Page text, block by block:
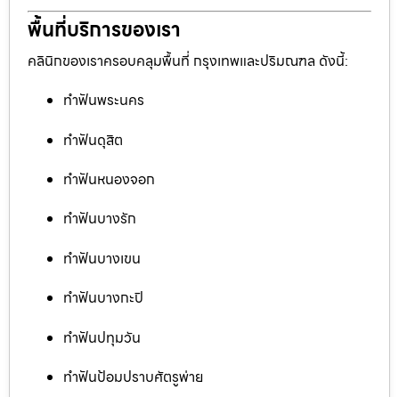
พื้นที่บริการของเรา
คลินิกของเราครอบคลุมพื้นที่ กรุงเทพและปริมณฑล ดังนี้:
ทำฟันพระนคร
ทำฟันดุสิต
ทำฟันหนองจอก
ทำฟันบางรัก
ทำฟันบางเขน
ทำฟันบางกะปิ
ทำฟันปทุมวัน
ทำฟันป้อมปราบศัตรูพ่าย